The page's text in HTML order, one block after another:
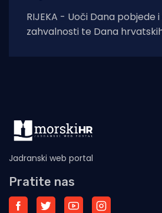
RIJEKA - Uoči Dana pobjede
zahvalnosti te Dana
Jadranski web portal
Pratite nas